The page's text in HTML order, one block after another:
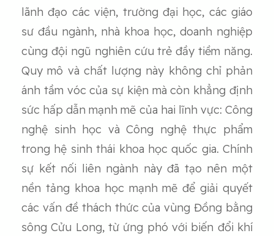
lãnh đạo các viện, trường đại học, các giáo
sư đầu ngành, nhà khoa học, doanh nghiệp
cùng đội ngũ nghiên cứu trẻ đầy tiềm năng.
Quy mô và chất lượng này không chỉ phản
ánh tầm vóc của sự kiện mà còn khẳng định
sức hấp dẫn mạnh mẽ của hai lĩnh vực: Công
nghệ sinh học và Công nghệ thực phẩm
trong hệ sinh thái khoa học quốc gia. Chính
sự kết nối liên ngành này đã tạo nên một
nền tảng khoa học mạnh mẽ để giải quyết
các vấn đề thách thức của vùng Đồng bằng
sông Cửu Long, từ ứng phó với biến đổi khí